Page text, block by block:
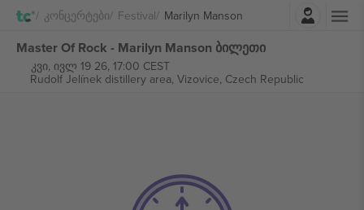
Კონცერტები Festival Marilyn Manson
შესვლა
Master Of Rock - Marilyn Manson ბილეთი
კვი, ივლ 19 26, 17:00 CEST
Rudolf Jelínek distillery area, Vizovice, Czech Republic